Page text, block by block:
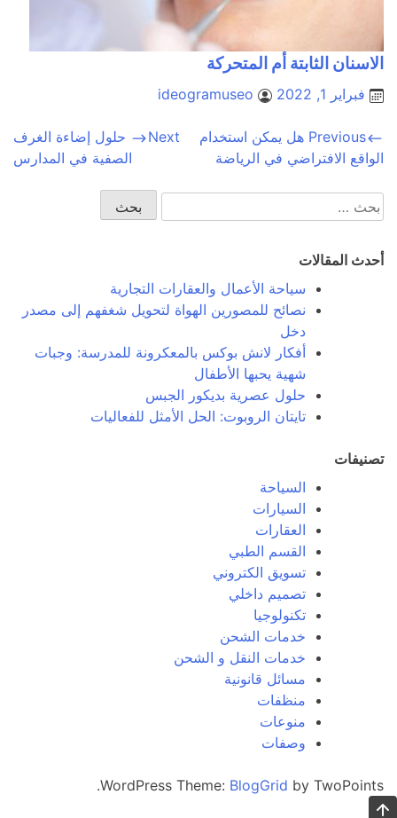
الاسنان الثابتة أم المتحركة
فبراير 1, 2022 ideogramuseo
تصفّح
المقالات
Previous هل يمكن استخدام
الواقع الافتراضي في الرياضة
Next
حلول إضاءة الغرف
الصفية في المدارس
البحث
عن:
أحدث المقالات
سياحة الأعمال والعقارات التجارية
نصائح للمصورين الهواة لتحويل شغفهم إلى مصدر
دخل
أفكار لانش بوكس بالمعكرونة للمدرسة: وجبات
شهية يحبها الأطفال
حلول عصرية بديكور الجبس
تايتان الروبوت: الحل الأمثل للفعاليات
تصنيفات
السياحة
السيارات
العقارات
القسم الطبي
تسويق الكتروني
تصميم داخلي
تكنولوجيا
خدمات الشحن
خدمات النقل و الشحن
مسائل قانونية
منظفات
منوعات
وصفات
WordPress Theme: BlogGrid by TwoPoints.